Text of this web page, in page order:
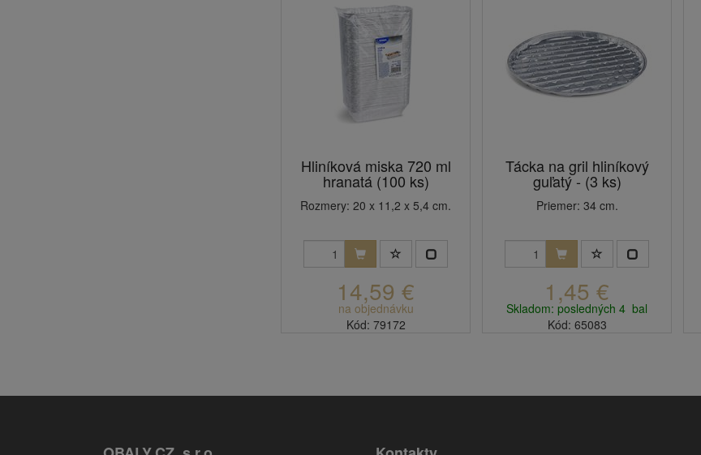
Hliníková miska 720 ml
hranatá (100 ks)
Rozmery: 20 x 11,2 x 5,4 cm.
14,59 €
na objednávku
Kód: 79172
Tácka na gril hliníkový
guľatý - (3 ks)
Priemer: 34 cm.
1,45 €
Skladom: posledných 4 bal
Kód: 65083